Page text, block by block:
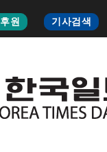
후원 기사검색